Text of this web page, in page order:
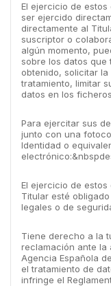
El ejercicio de
ser ejercido
directamente al
suscriptor o
algún momento,
sobre los datos que
obtenido, solicitar
tratamiento, limitar
datos en los
Para ejercitar sus
junto con una
Identidad o
electrónico:
El ejercicio de
Titular esté
legales o de
Tiene derecho a la
reclamación ante la
Agencia Española
el tratamiento de
infringe el